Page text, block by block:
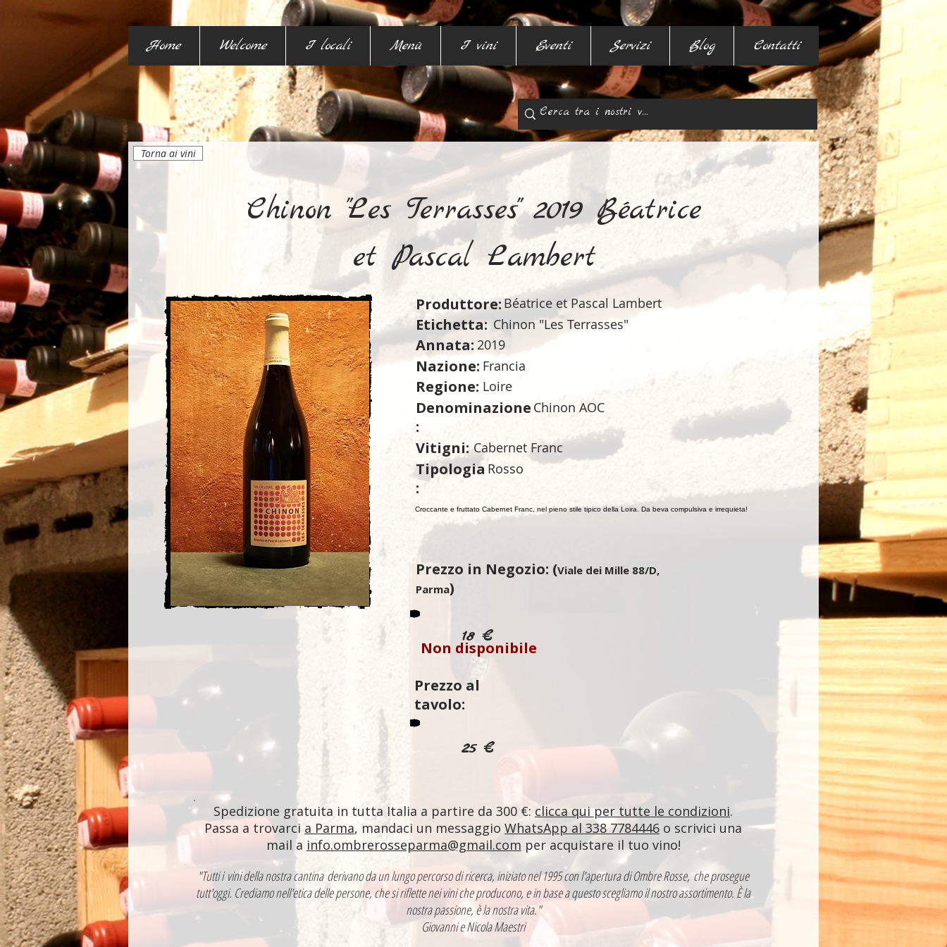
Home Welcome I locali Menù I vini Eventi Servizi Blog Contatti
Torna ai vini
Chinon "Les Terrasses" 2019 Béatrice
et Pascal Lambert
Produttore:Béatrice et Pascal Lambert
Etichetta: Chinon "Les Terrasses"
Annata: 2019
Nazione: Francia
Regione: Loire
Denominazione
:
Chinon AOC
Vitigni: Cabernet Franc
Tipologia
:
Rosso
Croccante e fruttato Cabernet Franc, nel pieno stile tipico della Loira. Da beva compulsiva e irrequieta!
Prezzo in Negozio: (Viale dei Mille 88/D,
Parma)
18 €
Non disponibile
Prezzo al
tavolo:
25 €
Spedizione gratuita in tutta Italia a partire da 300 €: clicca qui per tutte le condizioni.
Passa a trovarci a Parma, mandaci un messaggio WhatsApp al 338 7784446 o scrivici una
mail a info.ombrerosseparma@gmail.com per acquistare il tuo vino!
"Tutti i vini della nostra cantina derivano da un lungo percorso di ricerca, iniziato nel 1995 con l'apertura di Ombre Rosse, che prosegue
tutt'oggi. Crediamo nell'etica delle persone, che si riflette nei vini che producono, e in base a questo scegliamo il nostro assortimento. È la
nostra passione, è la nostra vita."
Giovanni e Nicola Maestri